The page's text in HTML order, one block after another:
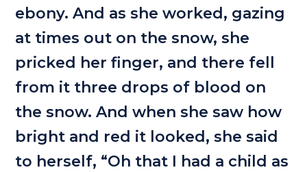
ebony. And as she worked, gazing
at times out on the snow, she
pricked her finger, and there fell
from it three drops of blood on
the snow. And when she saw how
bright and red it looked, she said
to herself, “Oh that I had a child as